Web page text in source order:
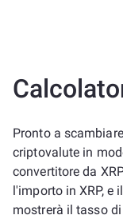
Pronto a
criptovalute in
convertitore da
l'importo in XRP, e
mostrerà il tasso